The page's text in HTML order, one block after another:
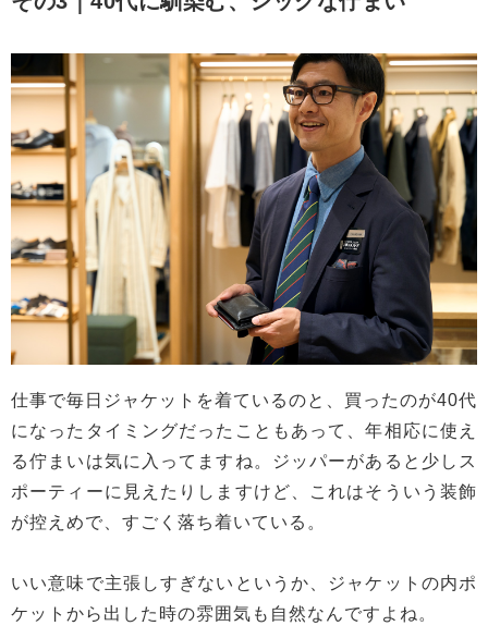
仕事で毎日ジャケットを着ているのと、買ったのが40代
になったタイミングだったこともあって、年相応に使え
る佇まいは気に入ってますね。ジッパーがあると少しス
ポーティーに見えたりしますけど、これはそういう装飾
が控えめで、すごく落ち着いている。
いい意味で主張しすぎないというか、ジャケットの内ポ
ケットから出した時の雰囲気も自然なんですよね。